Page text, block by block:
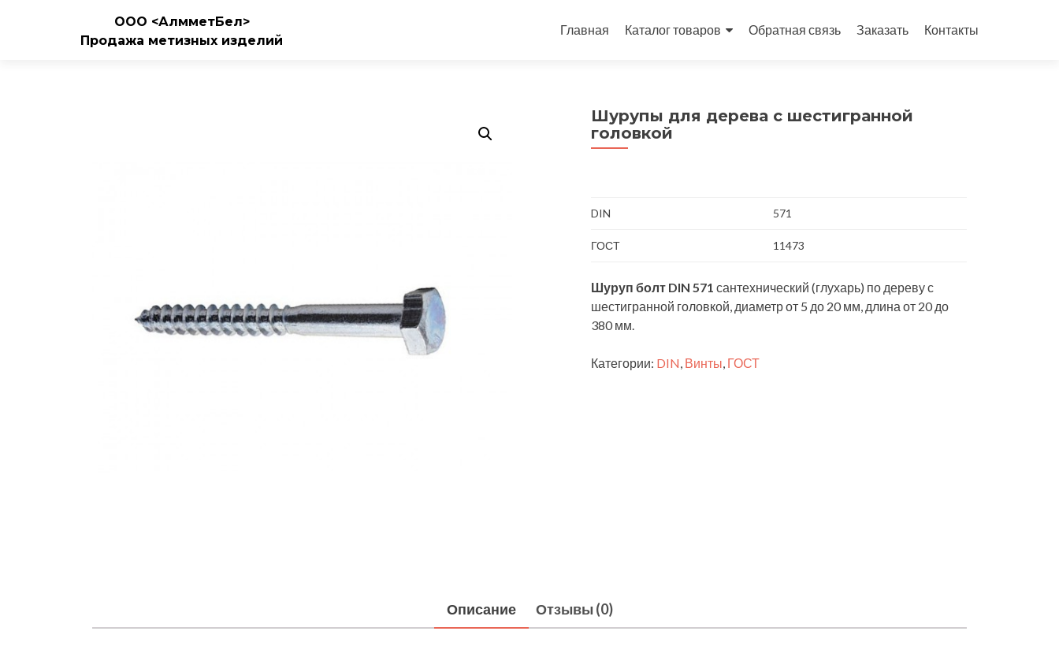
ООО <АлмметБел>
Продажа метизных изделий
к
Главная Каталог товаров Обратная связь Заказать Контакты
Шурупы для дерева с шестигранной
головкой
DIN 571
ГОСТ 11473
Шуруп болт DIN 571 сантехнический (глухарь) по дереву с
шестигранной головкой, диаметр от 5 до 20 мм, длина от 20 до
380 мм.
Категории: DIN, Винты, ГОСТ
Описание Отзывы (0)